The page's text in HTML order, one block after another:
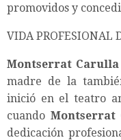
promovidos y
VIDA PROFESIONAL
Montserrat Carulla
madre de la
inició en el teatro
cuando Montserrat
dedicación